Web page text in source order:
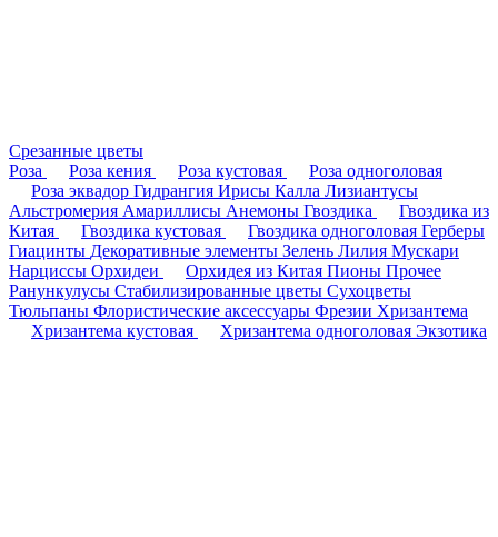
Срезанные цветы
Роза
Роза кения Роза кустовая
Роза одноголовая
Роза эквадор Гидрангия Ирисы Калла Лизиантусы
Альстромерия Амариллисы Анемоны Гвоздика
Гвоздика из
Китая
Гвоздика кустовая Гвоздика одноголовая Герберы
Гиацинты Декоративные элементы Зелень Лилия Мускари
Нарциссы Орхидеи Орхидея из Китая Пионы Прочее
Ранункулусы Стабилизированные цветы Сухоцветы
Тюльпаны Флористические аксессуары Фрезии Хризантема
Хризантема кустовая
Хризантема одноголовая Экзотика